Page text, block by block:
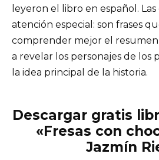
leyeron el libro en español.
atención especial: son frases
comprender mejor el resumen
a revelar los personajes de los
la idea principal de la historia.
Descargar gratis
«Fresas con
Jazmín